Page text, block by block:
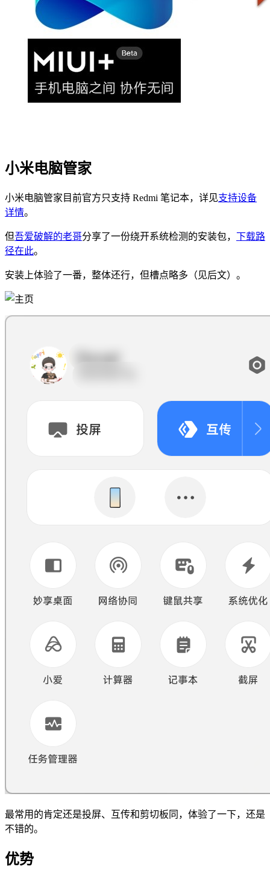
小米电脑管家
小米电脑管家目前官方只支持 Redmi 笔记本，详见支持设备
详情。
但吾爱破解的老哥分享了一份绕开系统检测的安装包， 下载路
径在此。
安装上体验了一番，整体还行，但槽点略多（见后文）。
最常用的肯定还是投屏、互传和剪切板同，体验了一下，还是
不错的。
优势